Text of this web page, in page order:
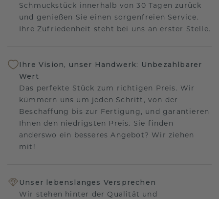
Schmuckstück innerhalb von 30 Tagen zurück
und genießen Sie einen sorgenfreien Service.
Ihre Zufriedenheit steht bei uns an erster Stelle.
Ihre Vision, unser Handwerk: Unbezahlbarer
Wert
Das perfekte Stück zum richtigen Preis. Wir
kümmern uns um jeden Schritt, von der
Beschaffung bis zur Fertigung, und garantieren
Ihnen den niedrigsten Preis. Sie finden
anderswo ein besseres Angebot? Wir ziehen
mit!
Unser lebenslanges Versprechen
Wir stehen hinter der Qualität und